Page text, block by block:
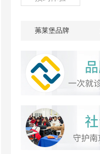
茀莱堡品牌